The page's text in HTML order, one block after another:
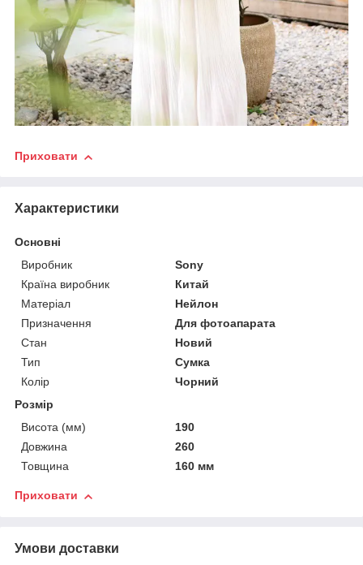
Приховати
Характеристики
Основні
Виробник
Sony
Країна виробник
Китай
Матеріал
Нейлон
Призначення
Для фотоапарата
Стан
Новий
Тип
Сумка
Колір
Чорний
Розмір
Висота (мм)
190
Довжина
260
Товщина
160 мм
Приховати
Умови доставки